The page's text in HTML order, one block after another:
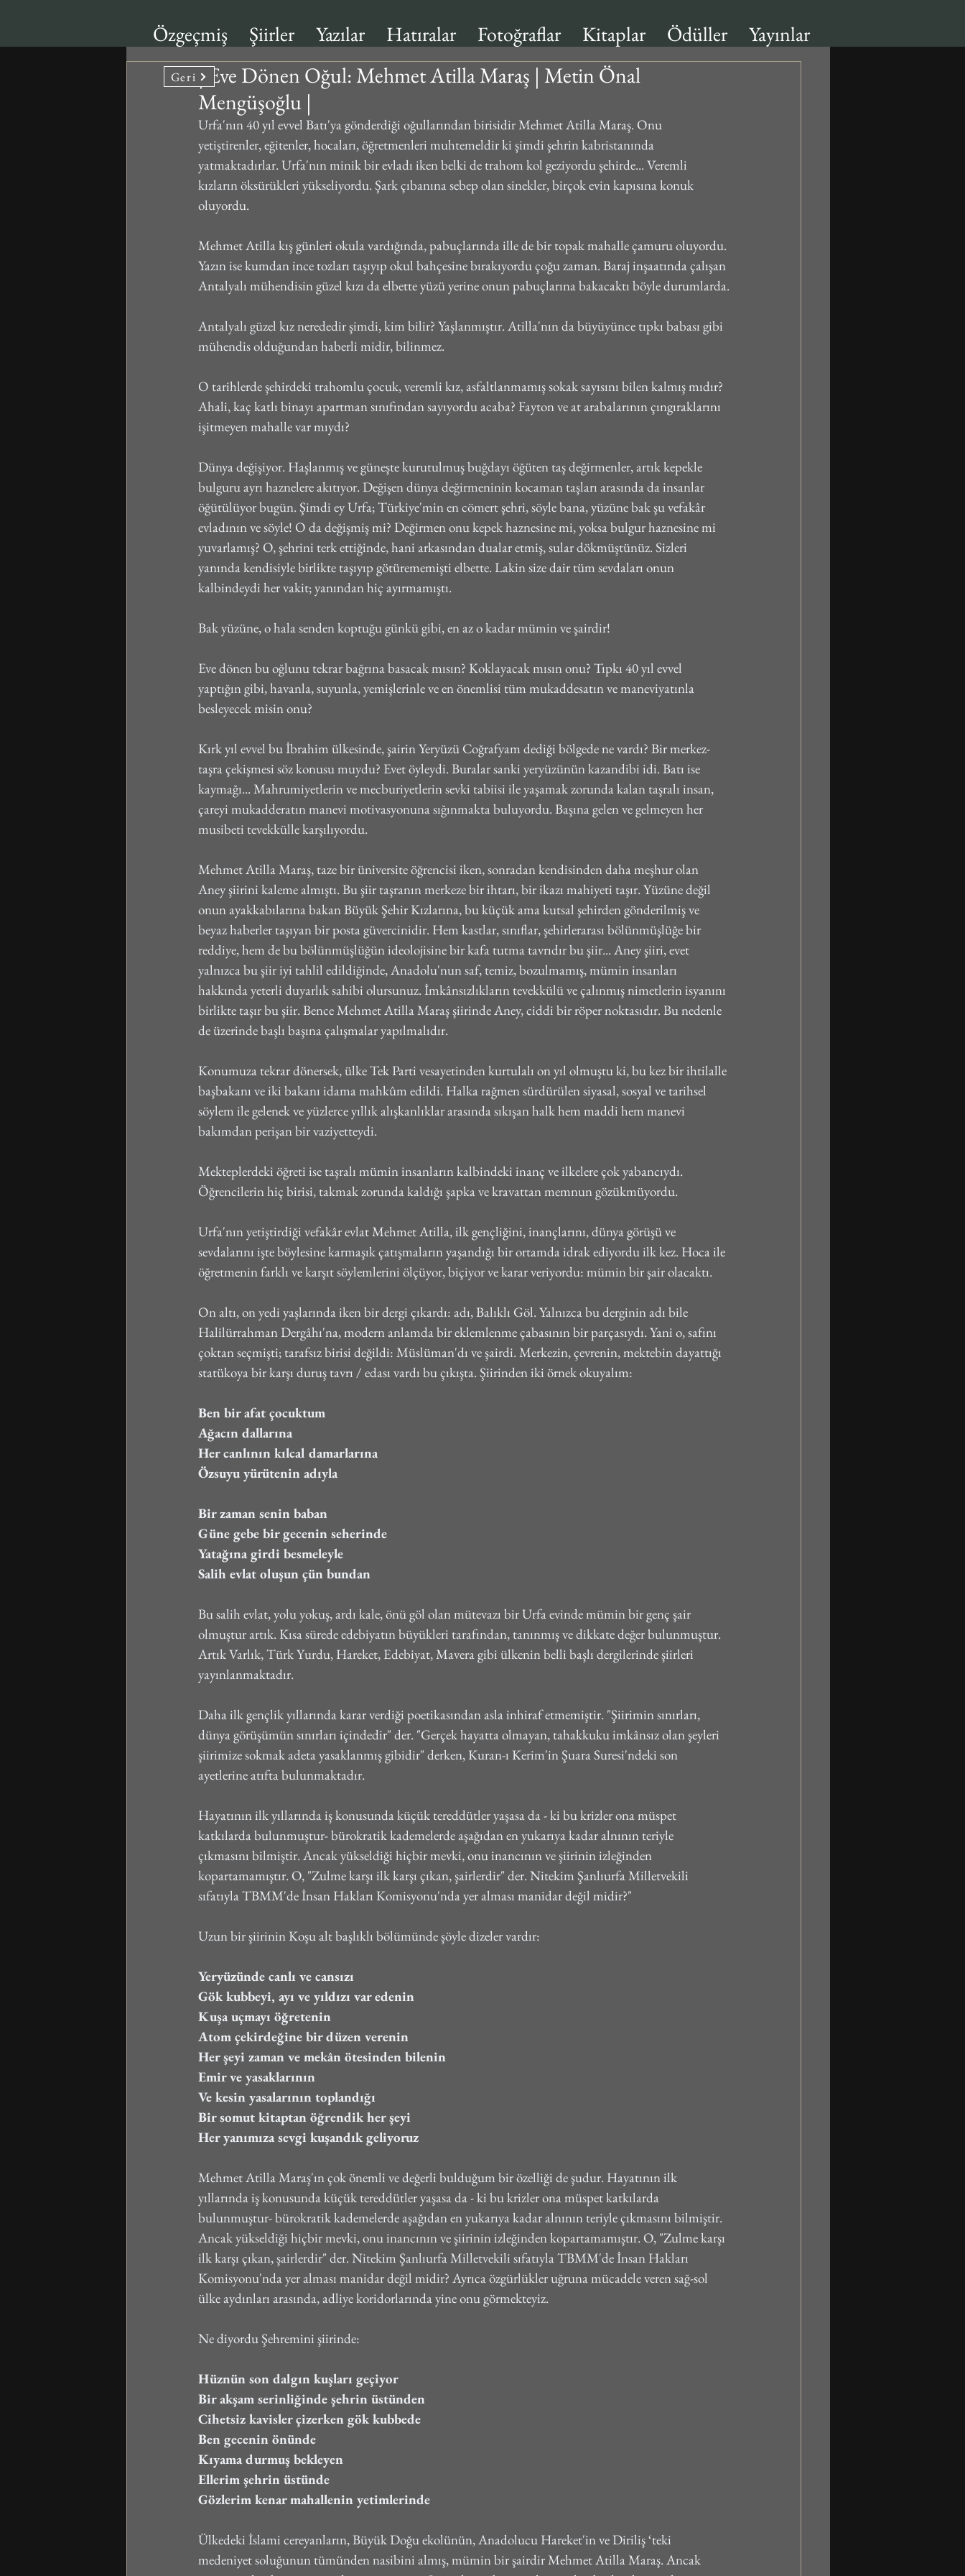
Özgeçmiş Şiirler Yazılar Hatıralar Fotoğraflar Kitaplar Ödüller Yayınlar
| Eve Dönen Oğul: Mehmet Atilla Maraş | Metin Önal
Mengüşoğlu |
Urfa'nın 40 yıl evvel Batı'ya gönderdiği oğullarından birisidir Mehmet Atilla Maraş. Onu
yetiştirenler, eğitenler, hocaları, öğretmenleri muhtemeldir ki şimdi şehrin kabristanında
yatmaktadırlar. Urfa'nın minik bir evladı iken belki de trahom kol geziyordu şehirde... Veremli
kızların öksürükleri yükseliyordu. Şark çıbanına sebep olan sinekler, birçok evin kapısına konuk
oluyordu.
Mehmet Atilla kış günleri okula vardığında, pabuçlarında ille de bir topak mahalle çamuru oluyordu.
Yazın ise kumdan ince tozları taşıyıp okul bahçesine bırakıyordu çoğu zaman. Baraj inşaatında çalışan
Antalyalı mühendisin güzel kızı da elbette yüzü yerine onun pabuçlarına bakacaktı böyle durumlarda.
Antalyalı güzel kız nerededir şimdi, kim bilir? Yaşlanmıştır. Atilla'nın da büyüyünce tıpkı babası gibi
mühendis olduğundan haberli midir, bilinmez.
O tarihlerde şehirdeki trahomlu çocuk, veremli kız, asfaltlanmamış sokak sayısını bilen kalmış mıdır?
Ahali, kaç katlı binayı apartman sınıfından sayıyordu acaba? Fayton ve at arabalarının çıngıraklarını
işitmeyen mahalle var mıydı?
Dünya değişiyor. Haşlanmış ve güneşte kurutulmuş buğdayı öğüten taş değirmenler, artık kepekle
bulguru ayrı haznelere akıtıyor. Değişen dünya değirmeninin kocaman taşları arasında da insanlar
öğütülüyor bugün. Şimdi ey Urfa; Türkiye'min en cömert şehri, söyle bana, yüzüne bak şu vefakâr
evladının ve söyle! O da değişmiş mi? Değirmen onu kepek haznesine mi, yoksa bulgur haznesine mi
yuvarlamış? O, şehrini terk ettiğinde, hani arkasından dualar etmiş, sular dökmüştünüz. Sizleri
yanında kendisiyle birlikte taşıyıp götürememişti elbette. Lakin size dair tüm sevdaları onun
kalbindeydi her vakit; yanından hiç ayırmamıştı.
Bak yüzüne, o hala senden koptuğu günkü gibi, en az o kadar mümin ve şairdir!
Eve dönen bu oğlunu tekrar bağrına basacak mısın? Koklayacak mısın onu? Tıpkı 40 yıl evvel
yaptığın gibi, havanla, suyunla, yemişlerinle ve en önemlisi tüm mukaddesatın ve maneviyatınla
besleyecek misin onu?
Kırk yıl evvel bu İbrahim ülkesinde, şairin Yeryüzü Coğrafyam dediği bölgede ne vardı? Bir merkez-
taşra çekişmesi söz konusu muydu? Evet öyleydi. Buralar sanki yeryüzünün kazandibi idi. Batı ise
kaymağı... Mahrumiyetlerin ve mecburiyetlerin sevki tabiisi ile yaşamak zorunda kalan taşralı insan,
çareyi mukadderatın manevi motivasyonuna sığınmakta buluyordu. Başına gelen ve gelmeyen her
musibeti tevekkülle karşılıyordu.
Mehmet Atilla Maraş, taze bir üniversite öğrencisi iken, sonradan kendisinden daha meşhur olan
Aney şiirini kaleme almıştı. Bu şiir taşranın merkeze bir ihtarı, bir ikazı mahiyeti taşır. Yüzüne değil
onun ayakkabılarına bakan Büyük Şehir Kızlarına, bu küçük ama kutsal şehirden gönderilmiş ve
beyaz haberler taşıyan bir posta güvercinidir. Hem kastlar, sınıflar, şehirlerarası bölünmüşlüğe bir
reddiye, hem de bu bölünmüşlüğün ideolojisine bir kafa tutma tavrıdır bu şiir... Aney şiiri, evet
yalnızca bu şiir iyi tahlil edildiğinde, Anadolu'nun saf, temiz, bozulmamış, mümin insanları
hakkında yeterli duyarlık sahibi olursunuz. İmkânsızlıkların tevekkülü ve çalınmış nimetlerin isyanını
birlikte taşır bu şiir. Bence Mehmet Atilla Maraş şiirinde Aney, ciddi bir röper noktasıdır. Bu nedenle
de üzerinde başlı başına çalışmalar yapılmalıdır.
Konumuza tekrar dönersek, ülke Tek Parti vesayetinden kurtulalı on yıl olmuştu ki, bu kez bir ihtilalle
başbakanı ve iki bakanı idama mahkûm edildi. Halka rağmen sürdürülen siyasal, sosyal ve tarihsel
söylem ile gelenek ve yüzlerce yıllık alışkanlıklar arasında sıkışan halk hem maddi hem manevi
bakımdan perişan bir vaziyetteydi.
Mekteplerdeki öğreti ise taşralı mümin insanların kalbindeki inanç ve ilkelere çok yabancıydı.
Öğrencilerin hiç birisi, takmak zorunda kaldığı şapka ve kravattan memnun gözükmüyordu.
Urfa'nın yetiştirdiği vefakâr evlat Mehmet Atilla, ilk gençliğini, inançlarını, dünya görüşü ve
sevdalarını işte böylesine karmaşık çatışmaların yaşandığı bir ortamda idrak ediyordu ilk kez. Hoca ile
öğretmenin farklı ve karşıt söylemlerini ölçüyor, biçiyor ve karar veriyordu: mümin bir şair olacaktı.
On altı, on yedi yaşlarında iken bir dergi çıkardı: adı, Balıklı Göl. Yalnızca bu derginin adı bile
Halilürrahman Dergâhı'na, modern anlamda bir eklemlenme çabasının bir parçasıydı. Yani o, safını
çoktan seçmişti; tarafsız birisi değildi: Müslüman'dı ve şairdi. Merkezin, çevrenin, mektebin dayattığı
statükoya bir karşı duruş tavrı / edası vardı bu çıkışta. Şiirinden iki örnek okuyalım:
Ben bir afat çocuktum
Ağacın dallarına
Her canlının kılcal damarlarına
Özsuyu yürütenin adıyla
Bir zaman senin baban
Güne gebe bir gecenin seherinde
Yatağına girdi besmeleyle
Salih evlat oluşun çün bundan
Bu salih evlat, yolu yokuş, ardı kale, önü göl olan mütevazı bir Urfa evinde mümin bir genç şair
olmuştur artık. Kısa sürede edebiyatın büyükleri tarafından, tanınmış ve dikkate değer bulunmuştur.
Artık Varlık, Türk Yurdu, Hareket, Edebiyat, Mavera gibi ülkenin belli başlı dergilerinde şiirleri
yayınlanmaktadır.
Daha ilk gençlik yıllarında karar verdiği poetikasından asla inhiraf etmemiştir. "Şiirimin sınırları,
dünya görüşümün sınırları içindedir" der. "Gerçek hayatta olmayan, tahakkuku imkânsız olan şeyleri
şiirimize sokmak adeta yasaklanmış gibidir" derken, Kuran-ı Kerim'in Şuara Suresi'ndeki son
ayetlerine atıfta bulunmaktadır.
Hayatının ilk yıllarında iş konusunda küçük tereddütler yaşasa da - ki bu krizler ona müspet
katkılarda bulunmuştur- bürokratik kademelerde aşağıdan en yukarıya kadar alnının teriyle
çıkmasını bilmiştir. Ancak yükseldiği hiçbir mevki, onu inancının ve şiirinin izleğinden
kopartamamıştır. O, "Zulme karşı ilk karşı çıkan, şairlerdir" der. Nitekim Şanlıurfa Milletvekili
sıfatıyla TBMM'de İnsan Hakları Komisyonu'nda yer alması manidar değil midir?"
Uzun bir şiirinin Koşu alt başlıklı bölümünde şöyle dizeler vardır:
Yeryüzünde canlı ve cansızı
Gök kubbeyi, ayı ve yıldızı var edenin
Kuşa uçmayı öğretenin
Atom çekirdeğine bir düzen verenin
Her şeyi zaman ve mekân ötesinden bilenin
Emir ve yasaklarının
Ve kesin yasalarının toplandığı
Bir somut kitaptan öğrendik her şeyi
Her yanımıza sevgi kuşandık geliyoruz
Mehmet Atilla Maraş'ın çok önemli ve değerli bulduğum bir özelliği de şudur. Hayatının ilk
yıllarında iş konusunda küçük tereddütler yaşasa da - ki bu krizler ona müspet katkılarda
bulunmuştur- bürokratik kademelerde aşağıdan en yukarıya kadar alnının teriyle çıkmasını bilmiştir.
Ancak yükseldiği hiçbir mevki, onu inancının ve şiirinin izleğinden kopartamamıştır. O, "Zulme karşı
ilk karşı çıkan, şairlerdir" der. Nitekim Şanlıurfa Milletvekili sıfatıyla TBMM'de İnsan Hakları
Komisyonu'nda yer alması manidar değil midir? Ayrıca özgürlükler uğruna mücadele veren sağ-sol
ülke aydınları arasında, adliye koridorlarında yine onu görmekteyiz.
Ne diyordu Şehremini şiirinde:
Hüznün son dalgın kuşları geçiyor
Bir akşam serinliğinde şehrin üstünden
Cihetsiz kavisler çizerken gök kubbede
Ben gecenin önünde
Kıyama durmuş bekleyen
Ellerim şehrin üstünde
Gözlerim kenar mahallenin yetimlerinde
Ülkedeki İslami cereyanların, Büyük Doğu ekolünün, Anadolucu Hareket'in ve Diriliş ‘teki
medeniyet soluğunun tümünden nasibini almış, mümin bir şairdir Mehmet Atilla Maraş. Ancak
Geri